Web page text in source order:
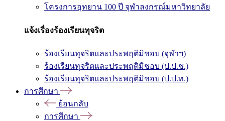
โครงการอุทยาน 100 ปี จุฬาลงกรณ์มหาวิทยาลัย
แจ้งเรื่องร้องเรียนทุจริต
ร้องเรียนทุจริตและประพฤติมิชอบ (จุฬาฯ)
ร้องเรียนทุจริตและประพฤติมิชอบ (ป.ป.ช.)
ร้องเรียนทุจริตและประพฤติมิชอบ (ป.ป.ท.)
การศึกษา
ย้อนกลับ
การศึกษา